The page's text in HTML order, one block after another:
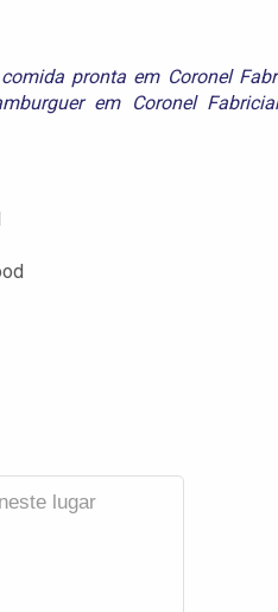
comida pronta em Coronel
em Coronel